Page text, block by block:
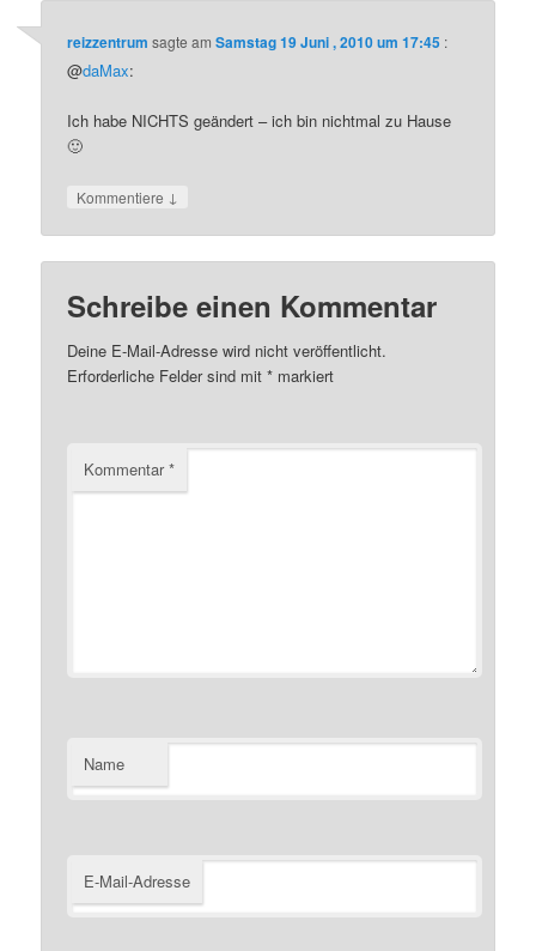
reizzentrum sagte amSamstag 19 Juni , 2010 um 17:45 :
@daMax:
Ich habe NICHTS geändert – ich bin nichtmal zu Hause
🙂
Kommentiere ↓
Schreibe einen Kommentar
Deine E-Mail-Adresse wird nicht veröffentlicht.
Erforderliche Felder sind mit* markiert
Kommentar*
Name
E-Mail-Adresse